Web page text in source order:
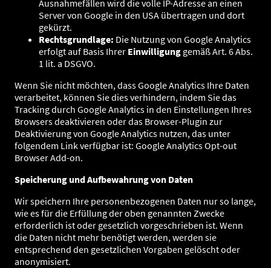
Ausnahmefällen wird die volle IP-Adresse an einen
Server von Google in den USA übertragen und dort
gekürzt.
Rechtsgrundlage: Die Nutzung von Google Analytics
erfolgt auf Basis Ihrer Einwilligung gemäß Art. 6 Abs.
1 lit. a DSGVO.
Wenn Sie nicht möchten, dass Google Analytics Ihre Daten
verarbeitet, können Sie dies verhindern, indem Sie das
Tracking durch Google Analytics in den Einstellungen Ihres
Browsers deaktivieren oder das Browser-Plugin zur
Deaktivierung von Google Analytics nutzen, das unter
folgendem Link verfügbar ist: Google Analytics Opt-out
Browser Add-on.
Speicherung und Aufbewahrung von Daten
Wir speichern Ihre personenbezogenen Daten nur so lange,
wie es für die Erfüllung der oben genannten Zwecke
erforderlich ist oder gesetzlich vorgeschrieben ist. Wenn
die Daten nicht mehr benötigt werden, werden sie
entsprechend den gesetzlichen Vorgaben gelöscht oder
anonymisiert.